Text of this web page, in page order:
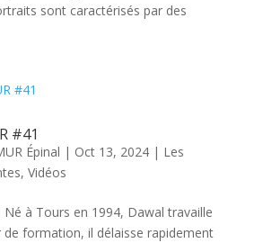
sont caractérisés par des
#41
Épinal | Oct 13, 2024| Les
, Vidéos
Né à Tours en 1994, Dawal travaille
de formation, il délaisse rapidement